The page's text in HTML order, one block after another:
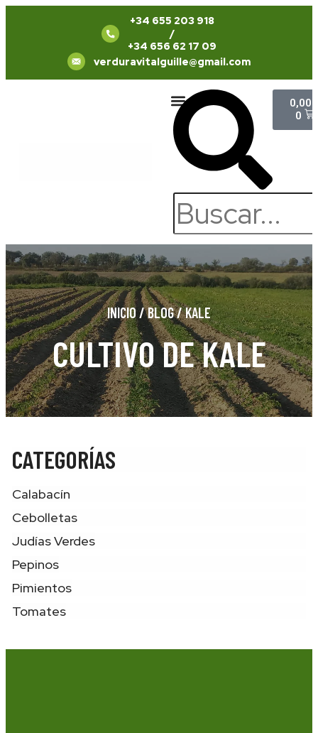
+34 655 203 918
/
+34 656 62 17 09
verduravitalguille@gmail.com
0,00
0
INICIO/BLOG/KALE
CULTIVO DE KALE
CATEGORÍAS
Calabacín
Cebolletas
Judías Verdes
Pepinos
Pimientos
Tomates